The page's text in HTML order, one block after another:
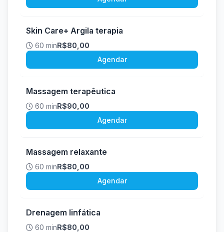
Skin Care+ Argila terapia
60 minR$80,00
Agendar
Massagem terapêutica
60 minR$90,00
Agendar
Massagem relaxante
60 minR$80,00
Agendar
Drenagem linfática
60 minR$80,00